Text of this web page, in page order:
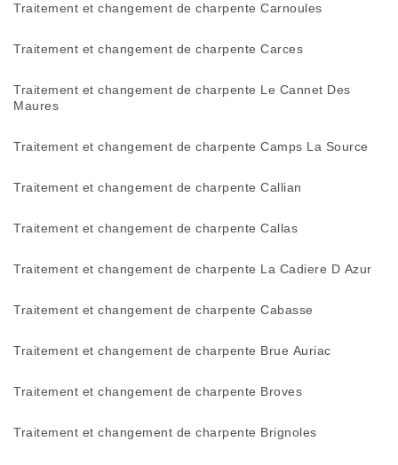
Traitement et changement de charpente Carnoules
Traitement et changement de charpente Carces
Traitement et changement de charpente Le Cannet Des
Maures
Traitement et changement de charpente Camps La Source
Traitement et changement de charpente Callian
Traitement et changement de charpente Callas
Traitement et changement de charpente La Cadiere D Azur
Traitement et changement de charpente Cabasse
Traitement et changement de charpente Brue Auriac
Traitement et changement de charpente Broves
Traitement et changement de charpente Brignoles